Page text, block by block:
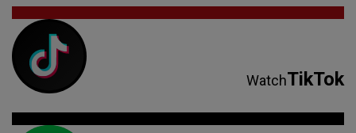
WatchTikTok